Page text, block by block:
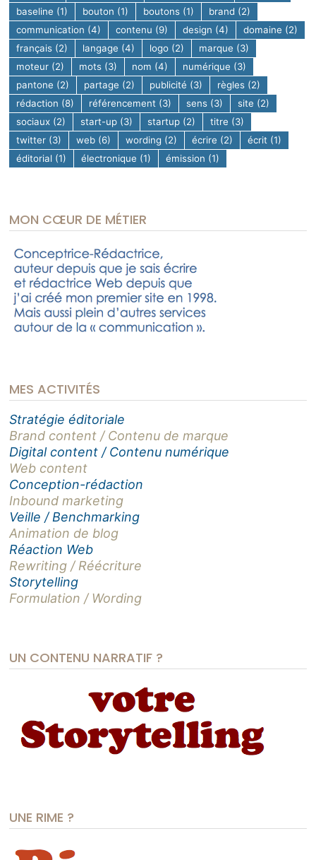
baseline (1) bouton (1) boutons (1) brand (2)
communication (4) contenu (9) design (4) domaine (2)
français (2) langage (4) logo (2) marque (3)
moteur (2) mots (3) nom (4) numérique (3)
pantone (2) partage (2) publicité (3) règles (2)
rédaction (8) référencement (3) sens (3) site (2)
sociaux (2) start-up (3) startup (2) titre (3)
twitter (3) web (6) wording (2) écrire (2) écrit (1)
éditorial (1) électronique (1) émission (1)
MON CŒUR DE MÉTIER
MES ACTIVITÉS
Stratégie éditoriale
Brand content / Contenu de marque
Digital content / Contenu numérique
Web content
Conception-rédaction
Inbound marketing
Veille / Benchmarking
Animation de blog
Réaction Web
Rewriting / Réécriture
Storytelling
Formulation / Wording
UN CONTENU NARRATIF ?
UNE RIME ?